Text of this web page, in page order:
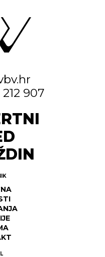
907